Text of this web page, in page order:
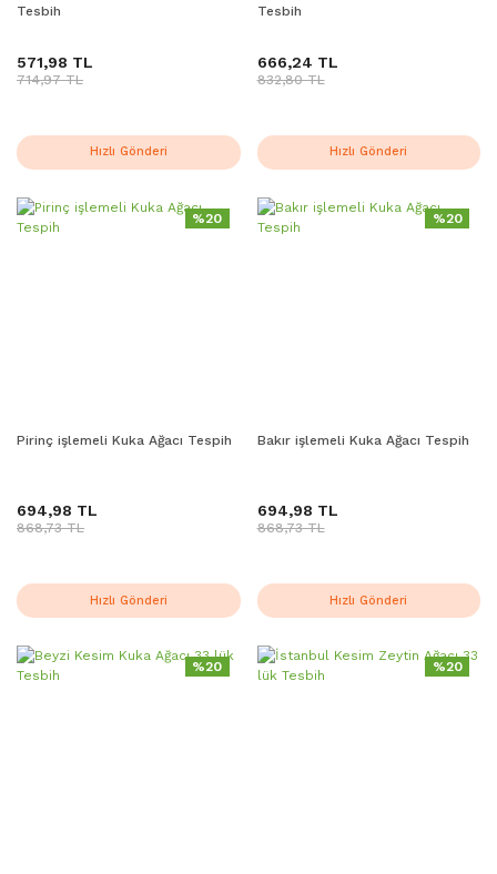
Tesbih
571,98 TL
714,97 TL
Hızlı Gönderi
Tesbih
666,24 TL
832,80 TL
Hızlı Gönderi
%20
Pirinç işlemeli Kuka Ağacı Tespih
694,98 TL
868,73 TL
Hızlı Gönderi
%20
Bakır işlemeli Kuka Ağacı Tespih
694,98 TL
868,73 TL
Hızlı Gönderi
%20 %20